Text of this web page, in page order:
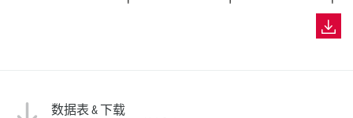
数据表 & 下载